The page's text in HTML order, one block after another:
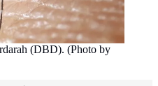
(DBD). (Photo by